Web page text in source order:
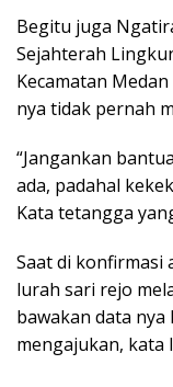
Begitu juga
Sejahterah
Kecamatan
nya tidak pernah
“Jangankan
ada, padahal
Kata tetangga
Saat di konfirmasi
lurah sari rejo
bawakan data
mengajukan, kata